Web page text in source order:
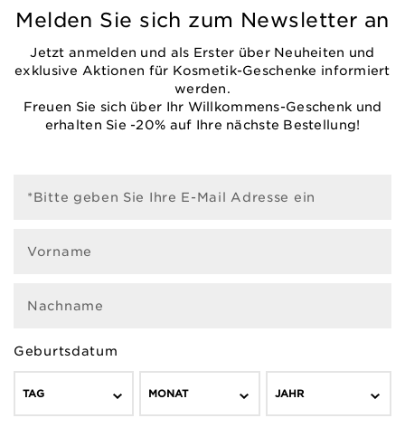
Melden Sie sich zum Newsletter an
Jetzt anmelden und als Erster über Neuheiten und
exklusive Aktionen für Kosmetik-Geschenke informiert
werden.
Freuen Sie sich über Ihr Willkommens-Geschenk und
erhalten Sie -20% auf Ihre nächste Bestellung!
*Bitte geben Sie Ihre E-Mail Adresse ein
Vorname
Nachname
Geburtsdatum
TAG MONAT JAHR